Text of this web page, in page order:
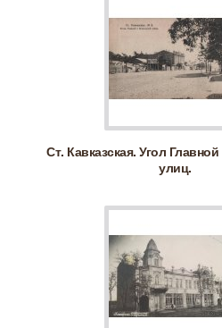
Ст. Кавказская. Угол
улиц.